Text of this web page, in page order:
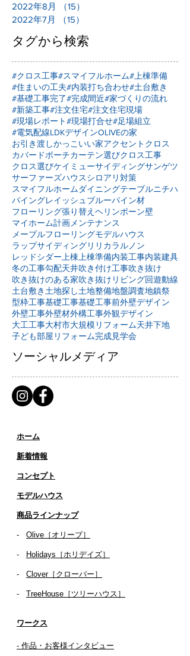
2022年8月
（15）
2022年7月
（15）
タグから検索
#クロス工事#スマイフルホーム#上棟準備
#住まいの工夫#内装打ち合わせ#土台敷き
#基礎工事完了#完成間近#家づくりの流れ
#新築工事#注文住宅#注文住宅現場
#現場レポート#現場打合せ#足場組立
#電気配線LDKデザインOLIVEの家
お引き渡しかっこいい家アクセントクロス
カバードポーチカーテン選びクロス工事
クロス選びケイミューサイディングサンゲツ
サーファーズハウスシロアリ対策
スマイフルホームダイニングテーブルニチハ
パイングレイッシュブルーパイン材
フローリング張り替え ヘリンボーン壁
マイホーム計画メンテナンス
メープルフローリングモデルハウス
ラップサイディングリリカラルノン
レッドシダー上棟上棟準備内装工事内装建具
冬の工事勾配天井吹き付け工事吹き抜け
吹き抜けのある家吹き抜けリビング回遊動線
土台敷き土地探し土地整備地盤調査地鎮祭
型枠工事基礎工事基礎工事前外壁デザイン
外壁工事外壁材外構工事外観デザイン
大工工事大村市大規模リフォーム天井下地
子ども部屋リフォーム完成見学会
ソーシャルメディア
ホーム
新着情報
コンセプト
​​モデルハウス
商品ラインナップ
- Olive［オリーブ］
- Holidays［ホリデイズ］
- ​ Clover［クローバー］
- TreeHouse［ツリーハウス］
ワークス
- 作品・お客様インタビュー